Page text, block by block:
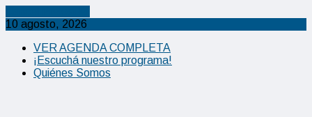
10 agosto, 2026
VER AGENDA COMPLETA
¡Escuchá nuestro programa!
Quiénes Somos